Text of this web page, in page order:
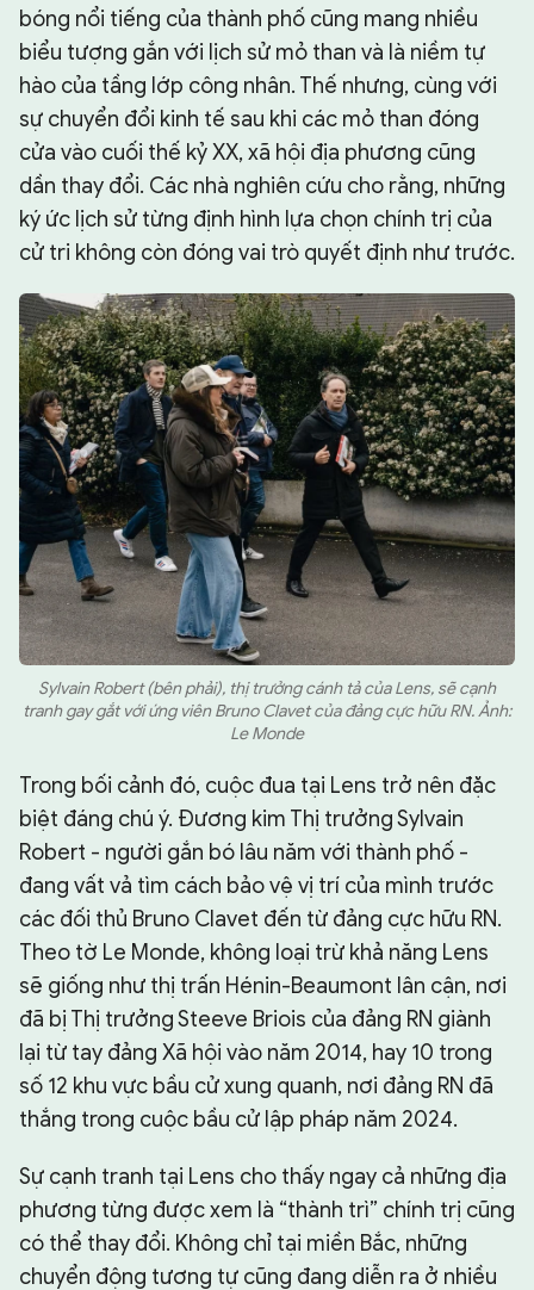
bóng nổi tiếng của thành phố cũng mang nhiều
biểu tượng gắn với lịch sử mỏ than và là niềm tự
hào của tầng lớp công nhân. Thế nhưng, cùng với
sự chuyển đổi kinh tế sau khi các mỏ than đóng
cửa vào cuối thế kỷ XX, xã hội địa phương cũng
dần thay đổi. Các nhà nghiên cứu cho rằng, những
ký ức lịch sử từng định hình lựa chọn chính trị của
cử tri không còn đóng vai trò quyết định như trước.
Sylvain Robert (bên phải), thị trưởng cánh tả của Lens, sẽ cạnh
tranh gay gắt với ứng viên Bruno Clavet của đảng cực hữu RN. Ảnh:
Le Monde
Trong bối cảnh đó, cuộc đua tại Lens trở nên đặc
biệt đáng chú ý. Đương kim Thị trưởng Sylvain
Robert - người gắn bó lâu năm với thành phố -
đang vất vả tìm cách bảo vệ vị trí của mình trước
các đối thủ Bruno Clavet đến từ đảng cực hữu RN.
Theo tờ Le Monde, không loại trừ khả năng Lens
sẽ giống như thị trấn Hénin-Beaumont lân cận, nơi
đã bị Thị trưởng Steeve Briois của đảng RN giành
lại từ tay đảng Xã hội vào năm 2014, hay 10 trong
số 12 khu vực bầu cử xung quanh, nơi đảng RN đã
thắng trong cuộc bầu cử lập pháp năm 2024.
Sự cạnh tranh tại Lens cho thấy ngay cả những địa
phương từng được xem là “thành trì” chính trị cũng
có thể thay đổi. Không chỉ tại miền Bắc, những
chuyển động tương tự cũng đang diễn ra ở nhiều